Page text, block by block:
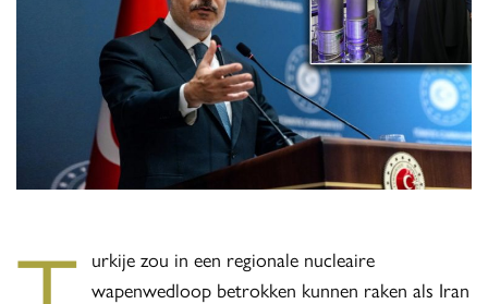
urkije zou in een regionale nucleaire
wapenwedloop betrokken kunnen raken als Iran